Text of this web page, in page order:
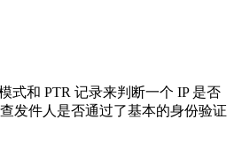
式和 PTR 记录来判断一个 IP 是否
发件人是否通过了基本的身份验证